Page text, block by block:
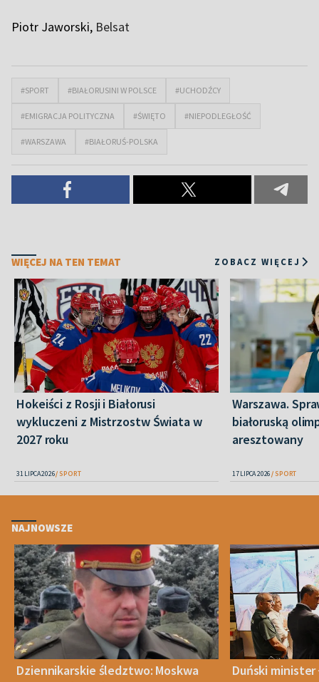
Piotr Jaworski, Belsat
#SPORT #BIAŁORUSINI W POLSCE #UCHODŹCY
#EMIGRACJA POLITYCZNA #ŚWIĘTO #NIEPODLEGŁOŚĆ
#WARSZAWA #BIAŁORUŚ-POLSKA
WIĘCEJ NA TEN TEMAT ZOBACZ WIĘCEJ
Hokeiści z Rosji i Białorusi
wykluczeni z Mistrzostw Świata w
2027 roku
31 LIPCA 2026 SPORT
Warszawa.
białoruską
aresztowany
17 LIPCA 2026 SPORT
NAJNOWSZE
Dziennikarskie śledztwo: Moskwa
Duński minister